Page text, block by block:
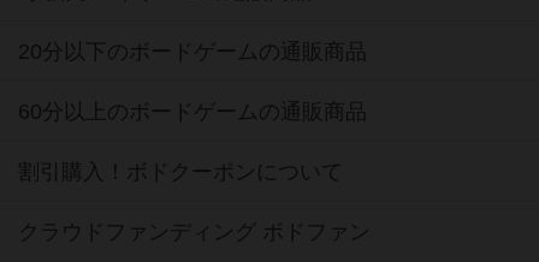
20分以下のボードゲームの通販商品
60分以上のボードゲームの通販商品
割引購入！ボドクーポンについて
クラウドファンディング ボドファン